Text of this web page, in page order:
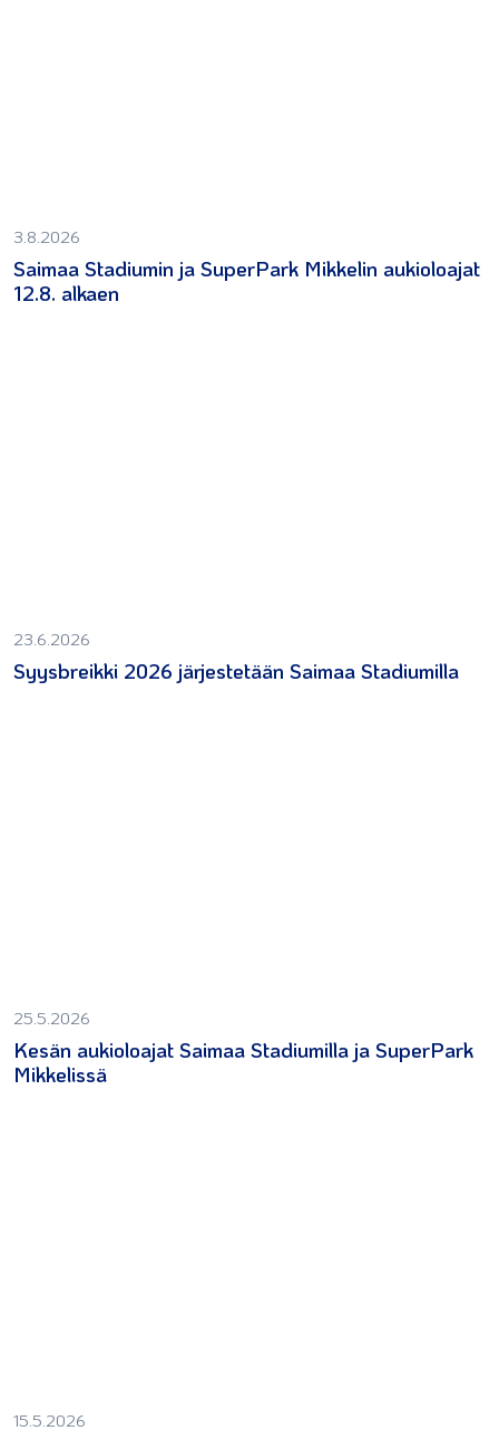
3.8.2026
Saimaa Stadiumin ja SuperPark Mikkelin aukioloajat
12.8. alkaen
23.6.2026
Syysbreikki 2026 järjestetään Saimaa Stadiumilla
25.5.2026
Kesän aukioloajat Saimaa Stadiumilla ja SuperPark
Mikkelissä
15.5.2026